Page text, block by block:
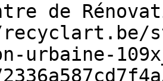
de
urbaine-